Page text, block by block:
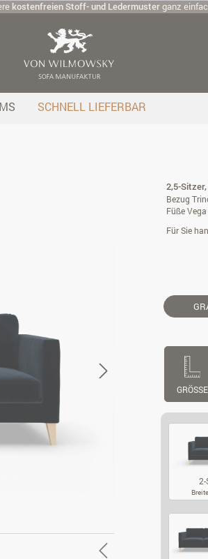
kostenfreien Stoff- und Ledermusterganz
SCHNELL LIEFERBAR
2,5-
Bezug
Füße
Für Sie
GRÖSSE
2-